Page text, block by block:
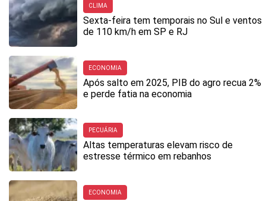
CLIMA
Sexta-feira tem temporais no Sul e ventos
de 110 km/h em SP e RJ
ECONOMIA
Após salto em 2025, PIB do agro recua 2%
e perde fatia na economia
PECUÁRIA
Altas temperaturas elevam risco de
estresse térmico em rebanhos
ECONOMIA